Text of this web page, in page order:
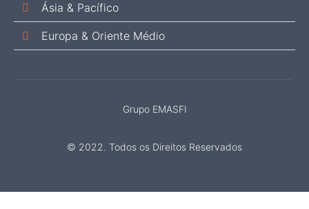
Ásia & Pacífico
Europa & Oriente Médio
Grupo EMASFI
© 2022. Todos os Direitos Reservados